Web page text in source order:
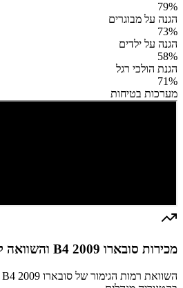
79%
הגנה על מבוגרים
73%
הגנה על ילדים
58%
הגנת הולכי רגל
71%
מערכות בטיחות
מכירות סובארו B4 2009 והשוואה למתחרים